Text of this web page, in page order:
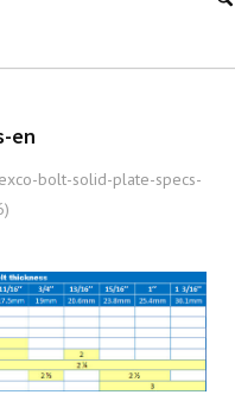
en
bolt-solid-plate-specs-